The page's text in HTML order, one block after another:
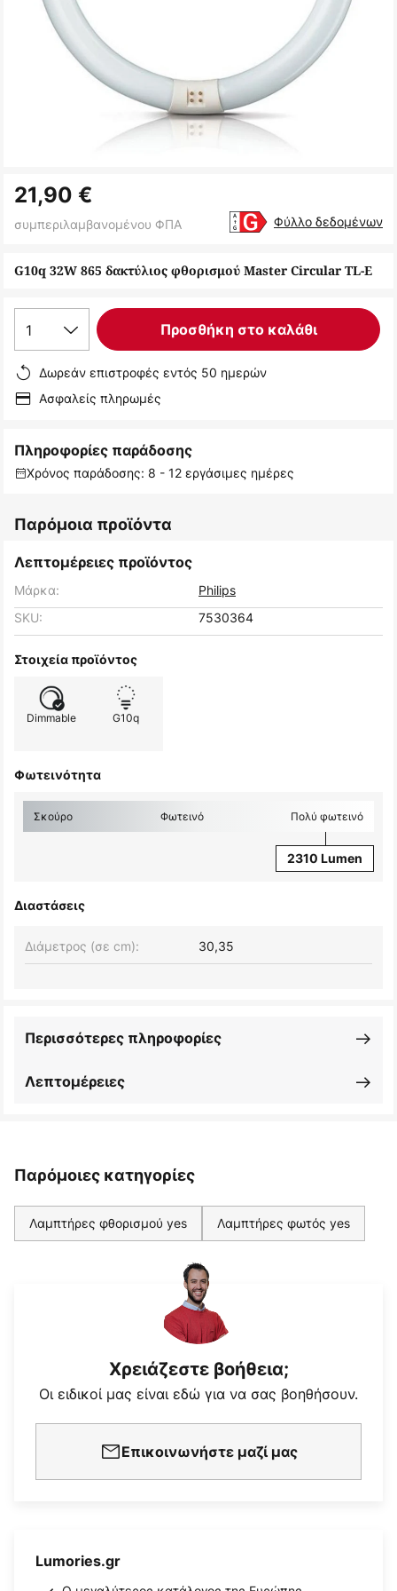
στην
αρχή
συλλογής
G10q 32W 865 δακτύλιος φθορισμού Master Circular TL-E
21,90 €
συμπεριλαμβανομένου ΦΠΑ Φύλλο δεδομένων
1 Προσθήκη στο καλάθι
Δωρεάν επιστροφές εντός 50 ημερών
Ασφαλείς πληρωμές
Πληροφορίες παράδοσης
Χρόνος παράδοσης: 8 - 12 εργάσιμες ημέρες
Παρόμοια προϊόντα
Λεπτομέρειες προϊόντος
Μάρκα:
Philips
SKU:
7530364
Στοιχεία προϊόντος
Dimmable G10q
Φωτεινότητα
Σκούρο Φωτεινό Πολύ φωτεινό
2310 Lumen
Διαστάσεις
Διάμετρος (σε cm): 30,35
Λεπτομέρειες
Περισσότερες πληροφορίες
Παρόμοιες κατηγορίες
Λαμπτήρες φθορισμού yes Λαμπτήρες φωτός yes
Χρειάζεστε βοήθεια;
Οι ειδικοί μας είναι εδώ για να σας βοηθήσουν.
Επικοινωνήστε μαζί μας
Lumories.gr